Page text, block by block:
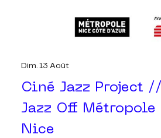
Dim. 13 Août
Ciné Jazz Project //
Jazz Off Métropole
Nice